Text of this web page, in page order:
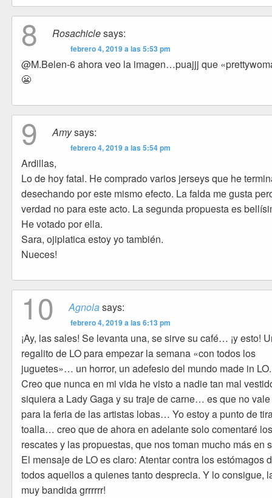
8 Rosachiclesays:
febrero 4, 2019 a las 5:53 pm
@M.Belen-6 ahora veo la imagen…puajjj que
😬
9 Amysays:
febrero 4, 2019 a las 5:54 pm
Ardillas,
Lo de hoy fatal. He comprado varios jerseys que he
desechando por este mismo efecto. La falda me gusta
verdad no para este acto. La segunda propuesta es
He votado por ella.
Sara, ojiplatica estoy yo también.
Nueces!
10 Agnolasays:
febrero 4, 2019 a las 6:13 pm
¡Ay, las sales! Se levanta una, se sirve su café… ¡y esto!
regalito de LO para empezar la semana «con todos los
juguetes»… un horror, un adefesio del mundo made in LO.
Creo que nunca en mi vida he visto a nadie tan mal
siquiera a Lady Gaga y su traje de carne… es que no
para la feria de las artistas lobas… Yo estoy a punto de
toalla… creo que de ahora en adelante solo comentaré
rescates y las propuestas, que nos toman mucho más en
El mensaje de LO es claro: Atentar contra los estómagos
todos aquellos a quienes tanto desprecia. Y lo consigue,
muy bandida grrrrrr!